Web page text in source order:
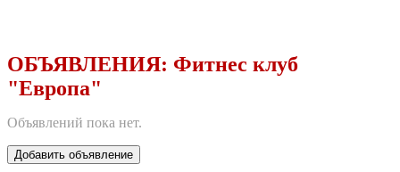
ОБЪЯВЛЕНИЯ: Фитнес клуб
"Европа"
Объявлений пока нет.
Добавить объявление